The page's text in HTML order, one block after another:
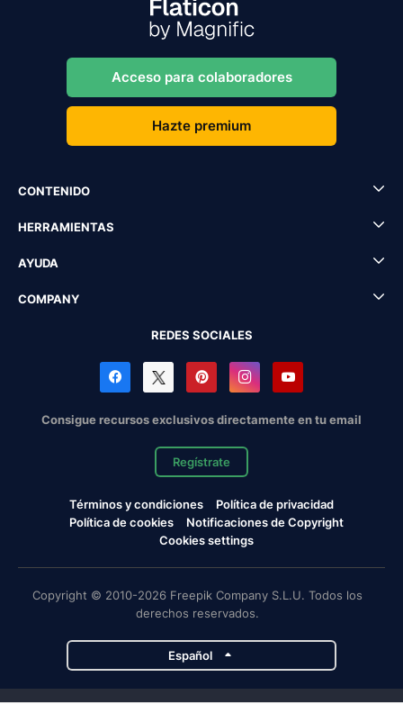
Acceso para colaboradores
Hazte premium
CONTENIDO
HERRAMIENTAS
AYUDA
COMPANY
REDES SOCIALES
Consigue recursos exclusivos directamente en tu email
Regístrate
Términos y condiciones
Política de privacidad
Política de cookies
Notificaciones de Copyright
Cookies settings
Copyright © 2010-2026 Freepik Company S.L.U. Todos los
derechos reservados.
Español